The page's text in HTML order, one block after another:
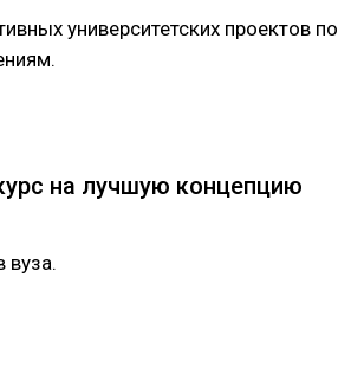
университетских проектов по
на лучшую концепцию
вуза.